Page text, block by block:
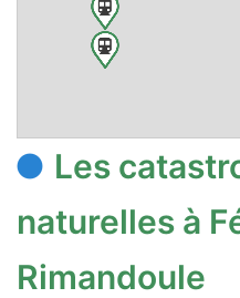
Les
naturelles à
Rimandoule